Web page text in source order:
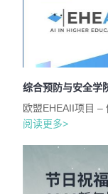
综合预防与安全学
欧盟EHEAII项目 –
阅读更多>